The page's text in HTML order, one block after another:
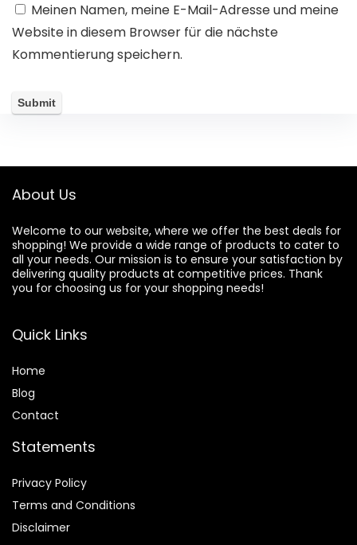
Meinen Namen, meine E-Mail-Adresse und meine
Website in diesem Browser für die nächste
Kommentierung speichern.
About Us
Welcome to our website, where we offer the best deals for
shopping! We provide a wide range of products to cater to
all your needs. Our mission is to ensure your satisfaction by
delivering quality products at competitive prices. Thank
you for choosing us for your shopping needs!
Quick Links
Home
Blog
Contact
Statements
Privacy Policy
Terms and Conditions
Disclaimer